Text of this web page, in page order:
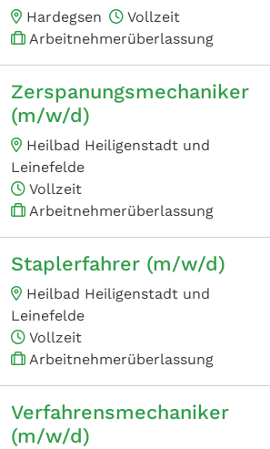
Hardegsen
Vollzeit
Arbeitnehmerüberlassung
Zerspanungsmechaniker
(m/w/d)
Heilbad Heiligenstadt und
Leinefelde
Vollzeit
Arbeitnehmerüberlassung
Staplerfahrer (m/w/d)
Heilbad Heiligenstadt und
Leinefelde
Vollzeit
Arbeitnehmerüberlassung
Verfahrensmechaniker
(m/w/d)